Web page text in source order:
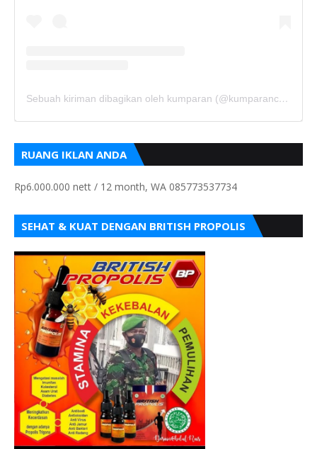
Sebuah kiriman dibagikan oleh kumparan (@kumparancom)
RUANG IKLAN ANDA
Rp6.000.000 nett / 12 month, WA 085773537734
SEHAT & KUAT DENGAN BRITISH PROPOLIS